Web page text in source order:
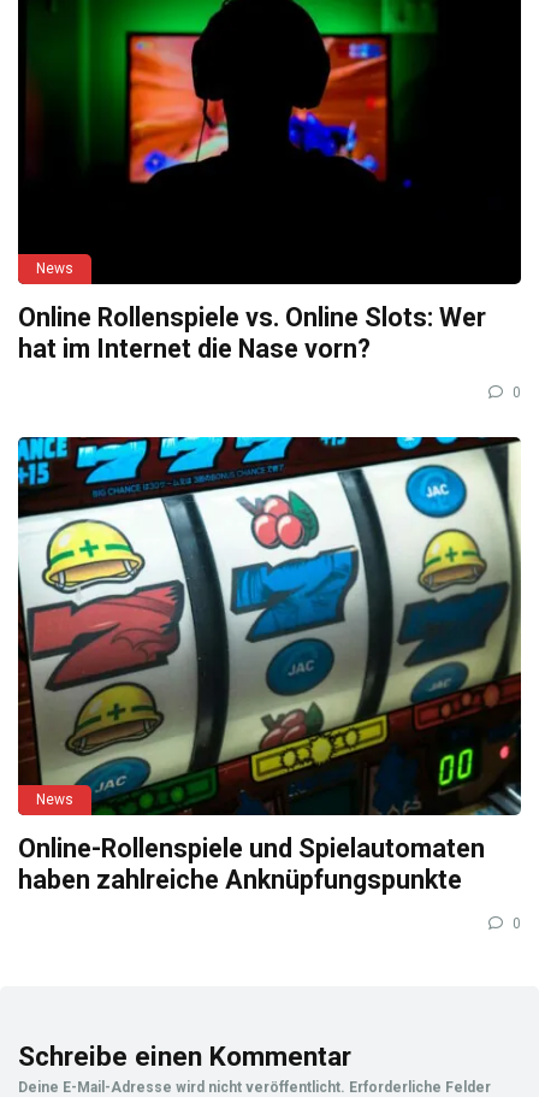
News
Online Rollenspiele vs. Online Slots: Wer
hat im Internet die Nase vorn?
0
News
Online-Rollenspiele und Spielautomaten
haben zahlreiche Anknüpfungspunkte
0
Schreibe einen Kommentar
Deine E-Mail-Adresse wird nicht veröffentlicht. Erforderliche Felder